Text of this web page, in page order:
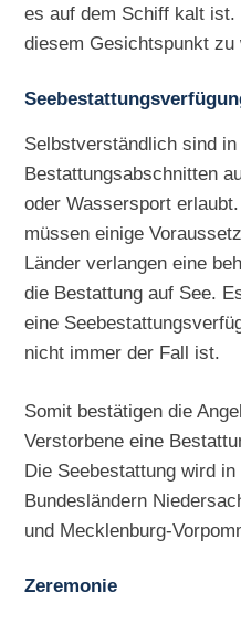
es auf dem Schiff kalt
diesem Gesichtspunkt zu
Selbstverständlich sind in
Bestattungsabschnitten
oder Wassersport
müssen einige
Länder verlangen eine
die Bestattung auf See.
eine
nicht immer der Fall ist.
Somit bestätigen die
Verstorbene eine
Die Seebestattung wird
Bundesländern
und Mecklenburg-
Zeremonie